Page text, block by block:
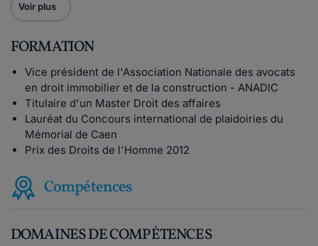
Voir plus
FORMATION
Vice président de l'Association Nationale des avocats
en droit immobilier et de la construction - ANADIC
Titulaire d'un Master Droit des affaires
Lauréat du Concours international de plaidoiries du
Mémorial de Caen
Prix des Droits de l'Homme 2012
Compétences
DOMAINES DE COMPÉTENCES